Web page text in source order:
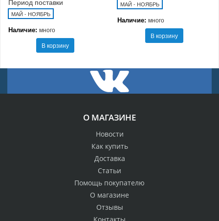
МАЙ - НОЯБРЬ
Наличие: много
В корзину
МАЙ - НОЯБРЬ
Наличие: много
В корзину
О МАГАЗИНЕ
Новости
Как купить
Доставка
Статьи
Помощь покупателю
О магазине
Отзывы